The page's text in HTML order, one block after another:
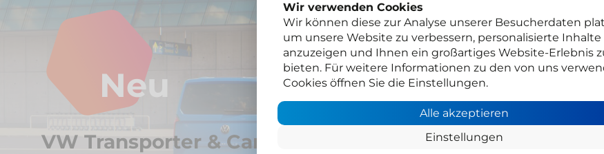
Neu
VW Transporter & Caravelle
Wir verwenden Cookies
Wir können diese zur Analyse unserer Besucherdaten
um unsere Website zu verbessern, personalisierte Inhalte
anzuzeigen und Ihnen ein großartiges Website-Erlebnis
bieten. Für weitere Informationen zu den von uns
Cookies öffnen Sie die Einstellungen.
Alle akzeptieren
Einstellungen